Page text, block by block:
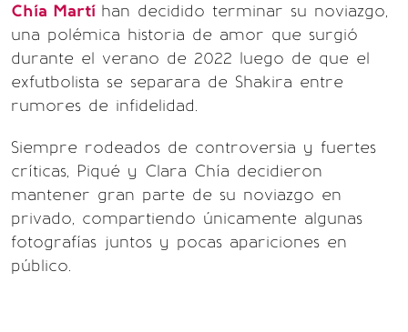
Chía Martí han decidido terminar su noviazgo,
una polémica historia de amor que surgió
durante el verano de 2022 luego de que el
exfutbolista se separara de Shakira entre
rumores de infidelidad.
Siempre rodeados de controversia y fuertes
críticas, Piqué y Clara Chía decidieron
mantener gran parte de su noviazgo en
privado, compartiendo únicamente algunas
fotografías juntos y pocas apariciones en
público.